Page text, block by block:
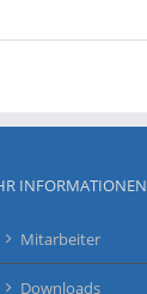
INFORMATIONEN
Mitarbeiter
Downloads